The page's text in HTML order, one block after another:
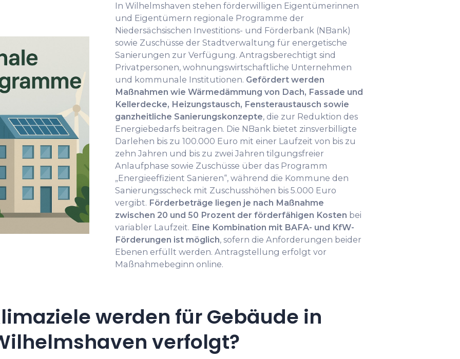
In Wilhelmshaven stehen förderwilligen Eigentümerinnen
und Eigentümern regionale Programme der
Niedersächsischen Investitions- und Förderbank (NBank)
sowie Zuschüsse der Stadtverwaltung für energetische
Sanierungen zur Verfügung. Antragsberechtigt sind
Privatpersonen, wohnungswirtschaftliche Unternehmen
und kommunale Institutionen. Gefördert werden
Maßnahmen wie Wärmedämmung von Dach, Fassade und
Kellerdecke, Heizungstausch, Fensteraustausch sowie
ganzheitliche Sanierungskonzepte, die zur Reduktion des
Energiebedarfs beitragen. Die NBank bietet zinsverbilligte
Darlehen bis zu 100.000 Euro mit einer Laufzeit von bis zu
zehn Jahren und bis zu zwei Jahren tilgungsfreier
Anlaufphase sowie Zuschüsse über das Programm
„Energieeffizient Sanieren“, während die Kommune den
Sanierungsscheck mit Zuschusshöhen bis 5.000 Euro
vergibt. Förderbeträge liegen je nach Maßnahme
zwischen 20 und 50 Prozent der förderfähigen Kosten bei
variabler Laufzeit. Eine Kombination mit BAFA- und KfW-
Förderungen ist möglich, sofern die Anforderungen beider
Ebenen erfüllt werden. Antragstellung erfolgt vor
Maßnahmebeginn online.
werden für Gebäude in
verfolgt?